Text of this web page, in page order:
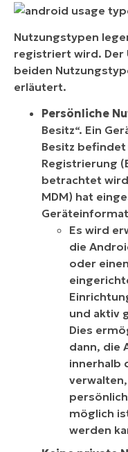
Nutzungstypen
registriert wird. Der
beiden
erläutert.
Persönliche
Besitz“. Ein
Besitz befindet
Registrierung
betrachtet
MDM) hat
Es wird
die
oder
und aktiv
Dies
dann, die
innerhalb
möglich
werden